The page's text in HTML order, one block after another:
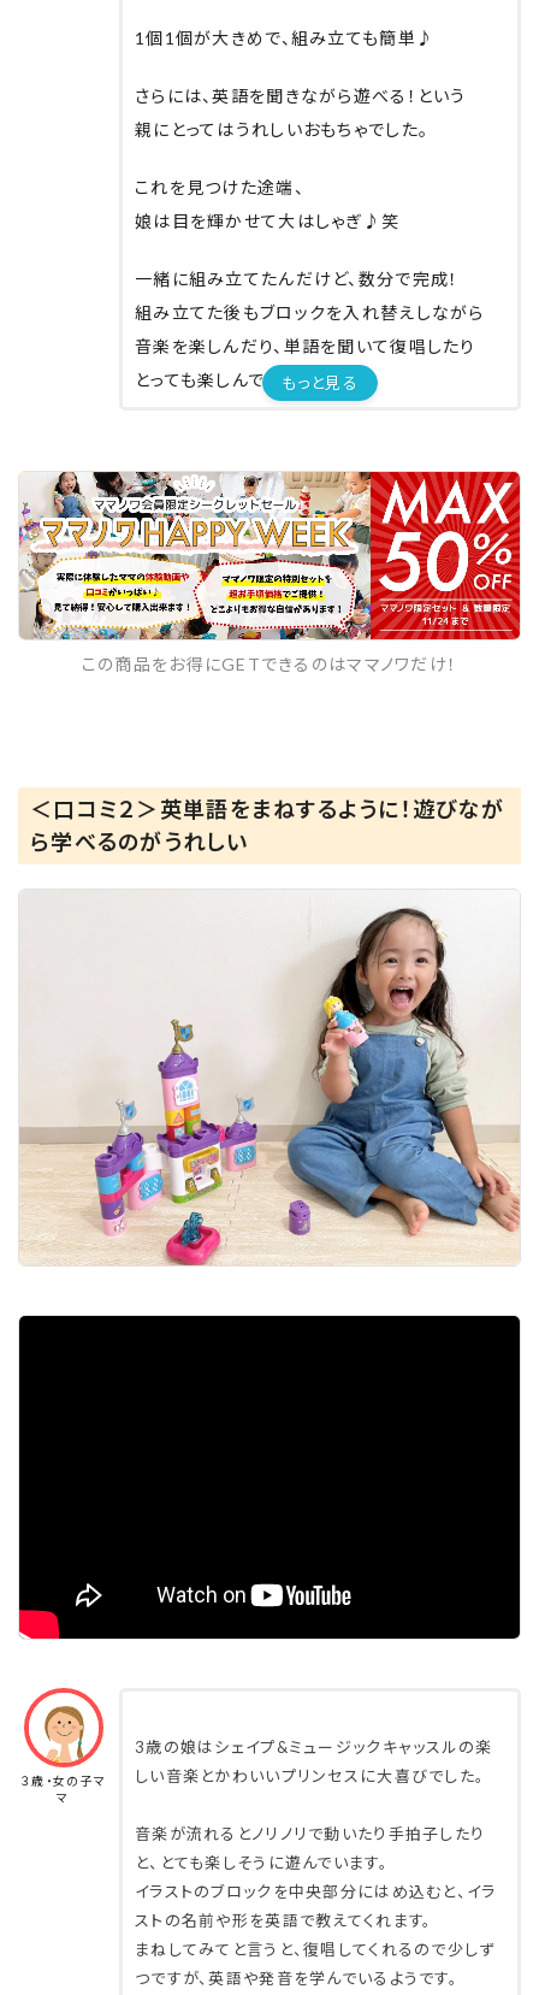
1個1個が大きめで、組み立ても簡単♪
さらには、英語を聞きながら遊べる！という
親にとってはうれしいおもちゃでした。
これを見つけた途端、
娘は目を輝かせて大はしゃぎ♪笑
一緒に組み立てたんだけど、数分で完成︎！
組み立てた後もブロックを入れ替えしながら
音楽を楽しんだり、単語を聞いて復唱したり
とっても楽しんでいました！
気に入っていました（笑）
保管についても、組み立てたままでも
そこまで場所を取らないので助かりました！
(うちが広くないので…)
なんならかわいいので飾っても良しです ♡
思ったおもちゃでした！！
・ブロックが小さくないので、小さい子がいても
安心！
・カラフルで子どもが知ってる絵柄が多いので、
親しみやすい
・ネイティブの英語に触れられる
︎・90以上のサウンドや英語のフレーズが楽しめ
る
︎・組み立てた後も大きすぎないので収納しやす
もっと見る
この商品をお得にGETできるのはママノワだけ！
＜口コミ２＞英単語をまねするように！遊びなが
ら学べるのがうれしい
３歳・女の子マ
マ
3歳の娘はシェイプ&ミュージックキャッスルの楽
しい音楽とかわいいプリンセスに大喜びでした。
音楽が流れるとノリノリで動いたり手拍子したり
と、とても楽しそうに遊んでいます。
イラストのブロックを中央部分にはめ込むと、イラ
ストの名前や形を英語で教えてくれます。
まねしてみてと言うと、復唱してくれるので少しず
つですが、英語や発音を学んでいるようです。